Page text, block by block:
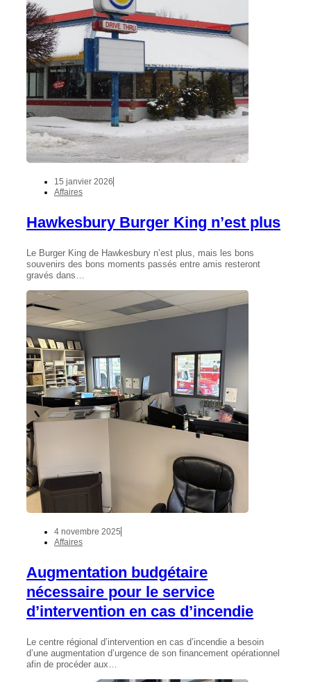
15 janvier 2026
Affaires
Hawkesbury Burger King n’est plus
Le Burger King de Hawkesbury n’est plus, mais les bons
souvenirs des bons moments passés entre amis resteront
gravés dans…
4 novembre 2025
Affaires
Augmentation budgétaire
nécessaire pour le service
d’intervention en cas d’incendie
Le centre régional d’intervention en cas d’incendie a besoin
d’une augmentation d’urgence de son financement opérationnel
afin de procéder aux…